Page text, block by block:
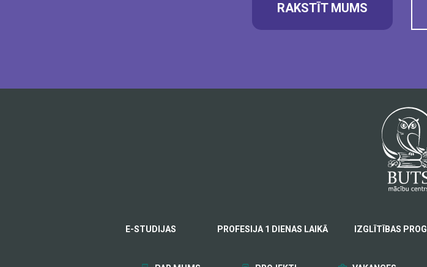
RAKSTĪT MUMS
E-STUDIJAS PROFESIJA 1 DIENAS LAIKĀ IZGLĪTĪBAS